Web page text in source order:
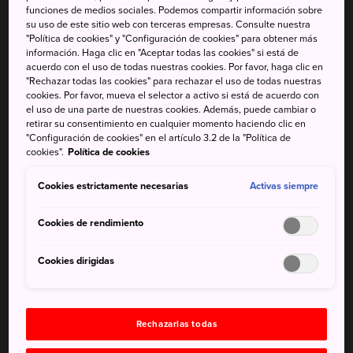
El mercado de pescado de Nagahama es la mayor lonja de
Kyushu, repleta de pescadores que venden las mejores
capturas del día a comerciantes y restauradores locales.
Una vez al mes, abre sus puertas al público para que vean
por un día cómo es el interior de esta excelente lonja.
Datos breves
Mucha gente hace cola para poder entrar cuando abre
Puedes comer en varios restaurantes o comprar en una
Cómo llegar
funciones de medios sociales. Podemos compartir información sobre
su uso de este sitio web con terceras empresas. Consulte nuestra
"Política de cookies" y "Configuración de cookies" para obtener más
información. Haga clic en "Aceptar todas las cookies" si está de
acuerdo con el uso de todas nuestras cookies. Por favor, haga clic en
"Rechazar todas las cookies" para rechazar el uso de todas nuestras
cookies. Por favor, mueva el selector a activo si está de acuerdo con
el uso de una parte de nuestras cookies. Además, puede cambiar o
retirar su consentimiento en cualquier momento haciendo clic en
"Configuración de cookies" en el artículo 3.2 de la "Política de
cookies". Política de cookies
Cookies estrictamente necesarias Activas siempre
Cookies de rendimiento
Cookies dirigidas
Rechazarlas todas